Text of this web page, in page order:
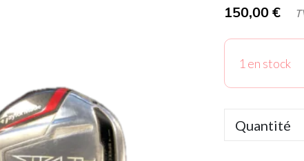
150,00€
1 en stock
Quantité